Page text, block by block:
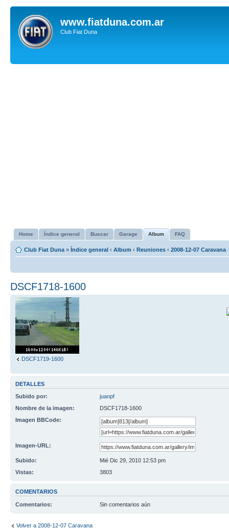
www.fiatduna.com.ar
Club Fiat Duna
Home Índice general Buscar Garage Album FAQ
Club Fiat Duna » Índice general ‹ Album ‹ Reuniones ‹ 2008-12-07 Caravana
DSCF1718-1600
DSCF1719-1600
DETALLES
Subido por:
juanpf
Nombre de la imagen:
DSCF1718-1600
Imagen BBCode:
Imagen-URL:
Subido:
Mié Dic 29, 2010 12:53 pm
Vistas:
3803
COMENTARIOS
Comentarios: Sin comentarios aún
Volver a 2008-12-07 Caravana